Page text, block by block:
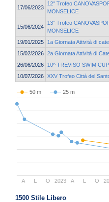
17/06/2023
12° Trofeo
MONSELICE
15/06/2024
13° Trofeo
MONSELICE
19/01/2025
1a Giornata Attività di
15/02/2026 2a Giornata Attività di
26/06/2026
10^ TREVISO SWIM CUP
10/07/2026 XXV Trofeo Città del
50 m 25 m
2023
A L O A L O
1500 Stile Libero